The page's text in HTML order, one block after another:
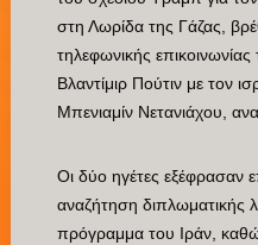
στη Λωρίδα της Γάζας,
τηλεφωνικής
Βλαντίμιρ Πούτιν με τον
Μπενιαμίν Νετανιάχου,
Οι δύο ηγέτες εξέφρασαν
αναζήτηση διπλωματικής
πρόγραμμα του Ιράν,